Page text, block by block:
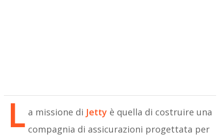
L a missione di Jetty è quella di costruire una
compagnia di assicurazioni progettata per